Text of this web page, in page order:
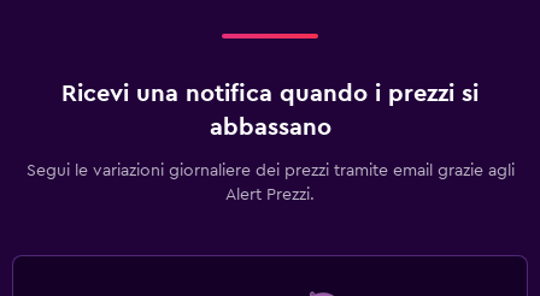
Ricevi una notifica quando i prezzi si
abbassano
Segui le variazioni giornaliere dei prezzi tramite email grazie agli
Alert Prezzi.